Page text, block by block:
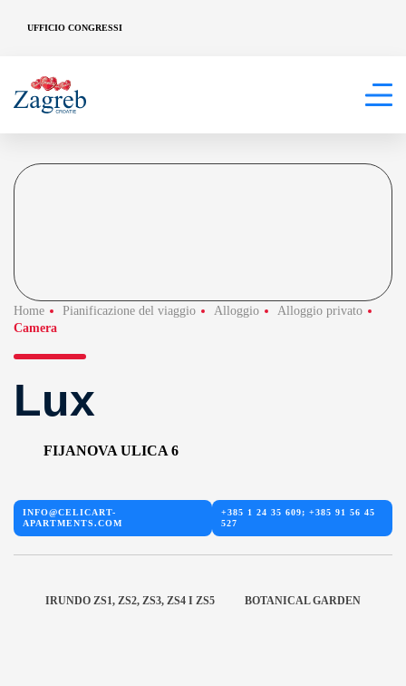
UFFICIO CONGRESSI
Home Pianificazione del viaggio Alloggio
Alloggio privato
Camera
Lux
FIJANOVA ULICA 6
INFO@CELICART-
APARTMENTS.COM
+385 1 24 35 609; +385 91 56 45
527
IRUNDO ZS1, ZS2, ZS3, ZS4 I ZS5 BOTANICAL GARDEN